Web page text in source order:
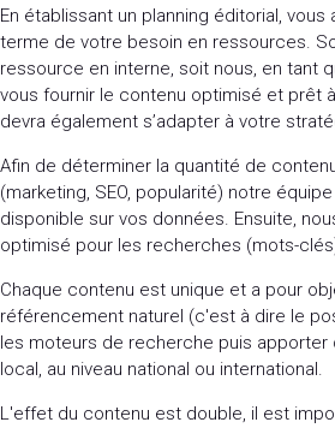
En établissant un planning éditorial, vous
terme de votre besoin en ressources.
ressource en interne, soit nous, en tant
vous fournir le contenu optimisé et prêt
devra également s’adapter à votre
Afin de déterminer la quantité de
(marketing, SEO, popularité) notre
disponible sur vos données. Ensuite,
optimisé pour les recherches (mots-
Chaque contenu est unique et a pour
référencement naturel (c'est à dire le
les moteurs de recherche puis apporter
local, au niveau national ou international.
L'effet du contenu est double, il est